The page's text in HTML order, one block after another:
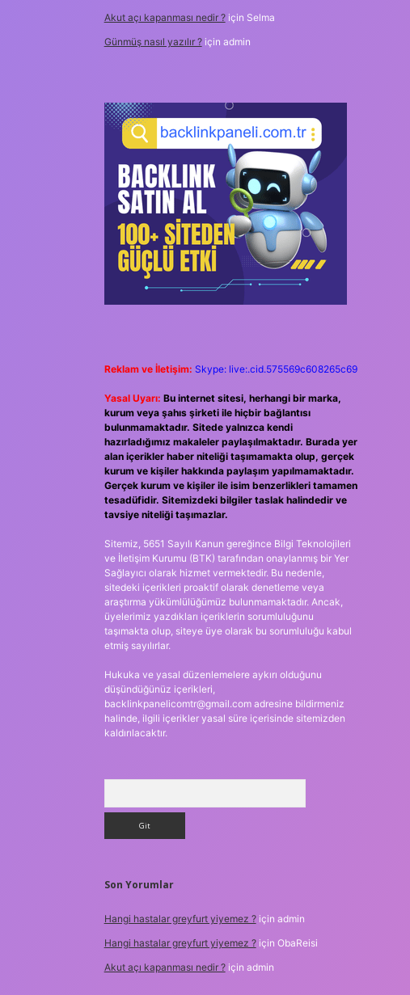
Akut açı kapanması nedir ?için Selma
Günmüş nasıl yazılır ?için admin
Reklam ve İletişim: Skype: live:.cid.575569c608265c69
Yasal Uyarı: Bu internet sitesi, herhangi bir marka,
kurum veya şahıs şirketi ile hiçbir bağlantısı
bulunmamaktadır. Sitede yalnızca kendi
hazırladığımız makaleler paylaşılmaktadır. Burada yer
alan içerikler haber niteliği taşımamakta olup, gerçek
kurum ve kişiler hakkında paylaşım yapılmamaktadır.
Gerçek kurum ve kişiler ile isim benzerlikleri tamamen
tesadüfidir. Sitemizdeki bilgiler taslak halindedir ve
tavsiye niteliği taşımazlar.
Sitemiz, 5651 Sayılı Kanun gereğince Bilgi Teknolojileri
ve İletişim Kurumu (BTK) tarafından onaylanmış bir Yer
Sağlayıcı olarak hizmet vermektedir. Bu nedenle,
sitedeki içerikleri proaktif olarak denetleme veya
araştırma yükümlülüğümüz bulunmamaktadır. Ancak,
üyelerimiz yazdıkları içeriklerin sorumluluğunu
taşımakta olup, siteye üye olarak bu sorumluluğu kabul
etmiş sayılırlar.
Hukuka ve yasal düzenlemelere aykırı olduğunu
düşündüğünüz içerikleri,
backlinkpanelicomtr@gmail.comadresine bildirmeniz
halinde, ilgili içerikler yasal süre içerisinde sitemizden
kaldırılacaktır.
Son Yorumlar
Hangi hastalar greyfurt yiyemez ?için admin
Hangi hastalar greyfurt yiyemez ?için ObaReisi
Akut açı kapanması nedir ?için admin